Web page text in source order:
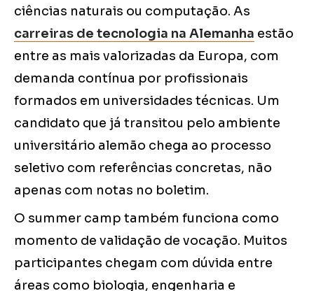
ciências naturais ou computação. As
carreiras de tecnologia na Alemanha estão
entre as mais valorizadas da Europa, com
demanda contínua por profissionais
formados em universidades técnicas. Um
candidato que já transitou pelo ambiente
universitário alemão chega ao processo
seletivo com referências concretas, não
apenas com notas no boletim.
O summer camp também funciona como
momento de validação de vocação. Muitos
participantes chegam com dúvida entre
áreas como biologia, engenharia e